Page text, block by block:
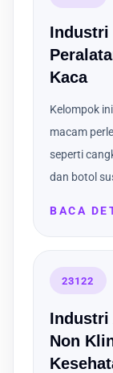
Industri
Kaca
Kelompok
macam
seperti
dan botol
BACA
23122
Industri
Non